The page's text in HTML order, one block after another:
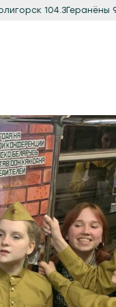
104.3 Геранёны 97.8